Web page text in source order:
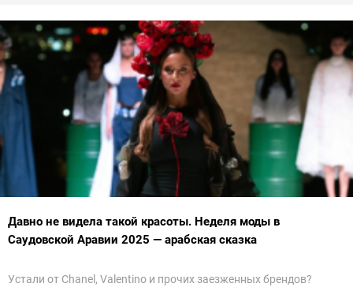
Давно не видела такой красоты. Неделя моды в
Саудовской Аравии 2025 — арабская сказка
Устали от Chanel, Valentino и прочих заезженных брендов?